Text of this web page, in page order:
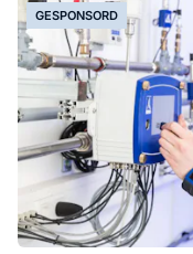
GESPONSORD